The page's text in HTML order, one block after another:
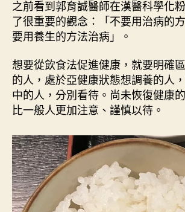
在
》
一
書
正
”
日
期
之前看到郭育誠醫師在漢醫科學化
了很重要的觀念：「不要用治病的
要用養生的方法治病」。
想要從飲食法促進健康，就要明確
的人，處於亞健康狀態想調養的人
中的人，分別看待。尚未恢復健康
比一般人更加注意、謹慎以待。